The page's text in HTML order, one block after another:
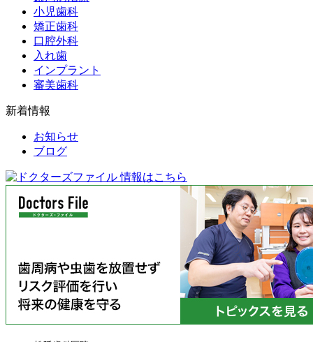
小児歯科
矯正歯科
口腔外科
入れ歯
インプラント
審美歯科
新着情報
お知らせ
ブログ